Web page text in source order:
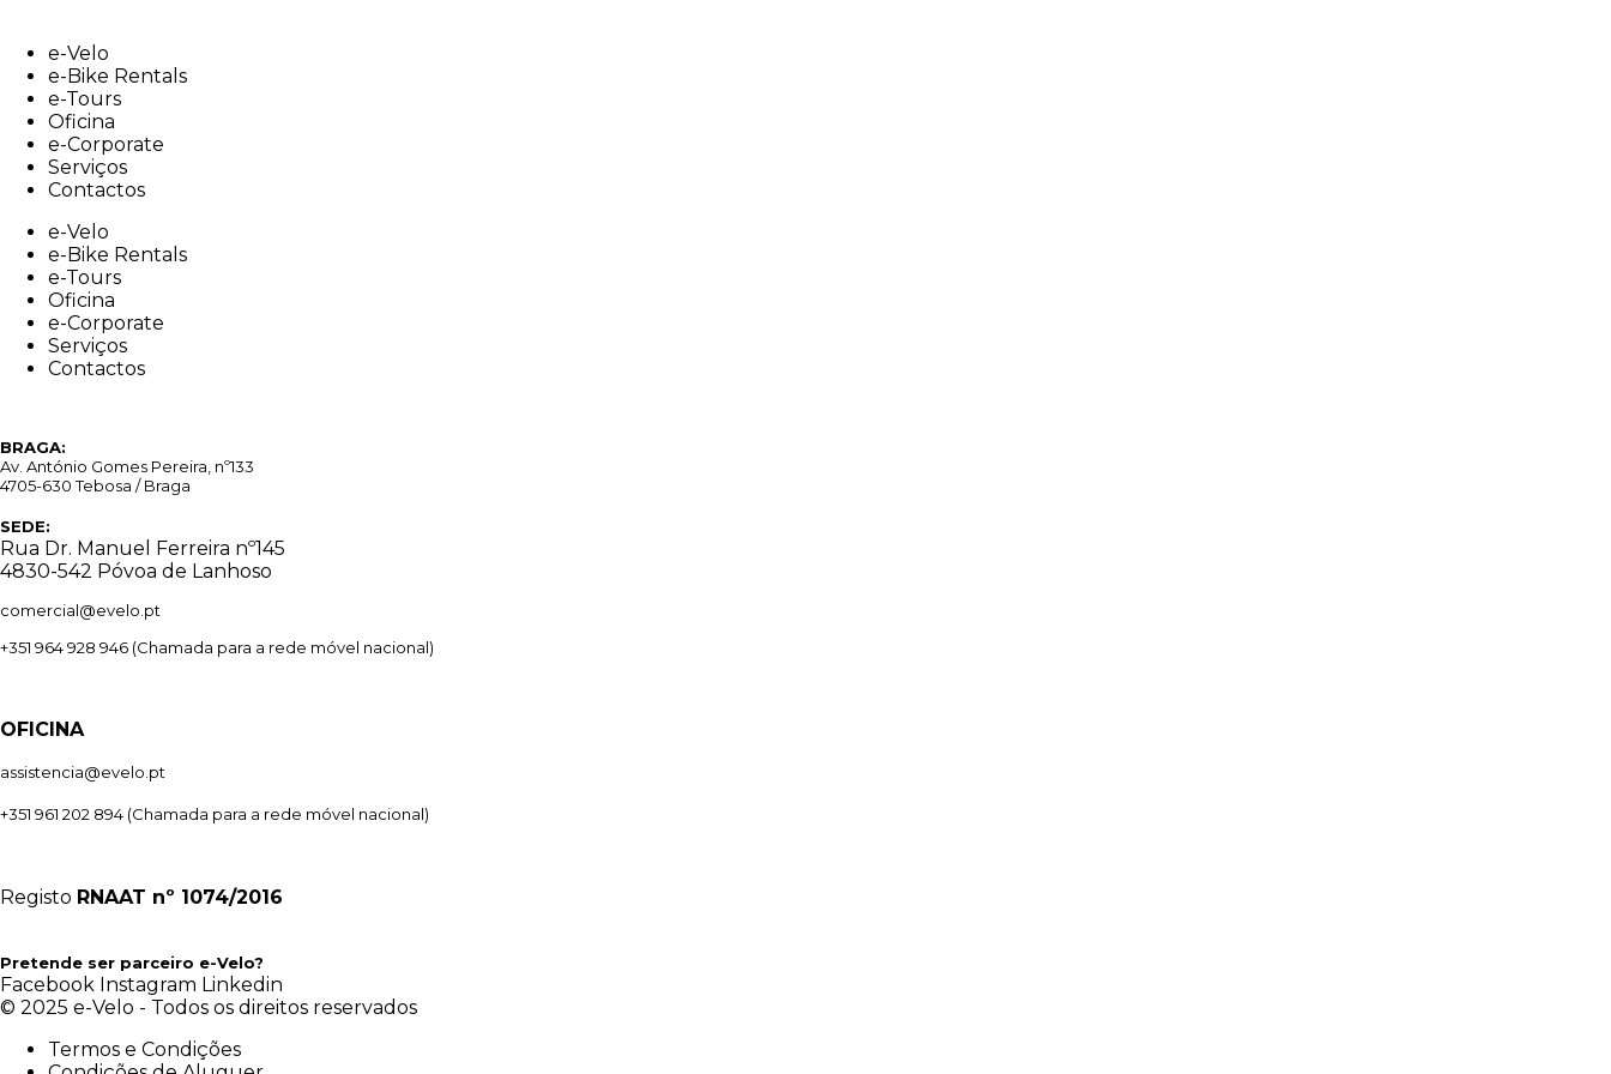
contente-Velo
e-Bike Rentals
e-Tours
Oficina
e-Corporate
Serviços
Contactos
e-Velo
e-Bike Rentals
e-Tours
Oficina
e-Corporate
Serviços
Contactos
BRAGA:
Av. António Gomes Pereira, nº133
4705-630 Tebosa / Braga
SEDE:
Rua Dr. Manuel Ferreira nº145
4830-542 Póvoa de Lanhoso
comercial@evelo.pt
+351 964 928 946 (Chamada para a rede móvel nacional)
OFICINA
assistencia@evelo.pt
+351 961 202 894 (Chamada para a rede móvel nacional)
Registo RNAAT nº 1074/2016
Pretende ser parceiro e-Velo?
Facebook Instagram Linkedin
© 2025 e-Velo - Todos os direitos reservados
Termos e Condições